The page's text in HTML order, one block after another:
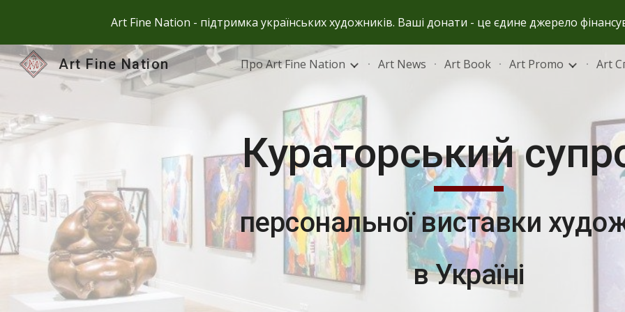
Skip to main content Skip to
Art Fine Nation - підтримка українських художників. Ваші донати - це єдине джерело
Art Fine Nation Про Art Fine Nation Art News Art Book Art Promo Art
Кураторський
персональної виставки
в Україні